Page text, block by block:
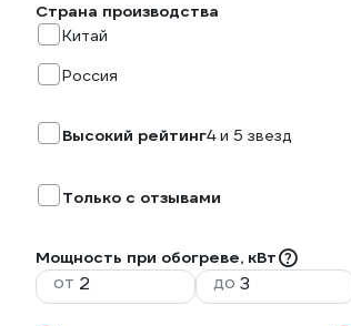
Страна производства
Китай
Россия
Высокий рейтинг4 и 5 звезд
Только с отзывами
Мощность при обогреве, кВт
от до